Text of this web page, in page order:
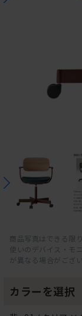
商品写真はできる限
使いのデバイス・モ
が異なる場合がござい
カラーを選択